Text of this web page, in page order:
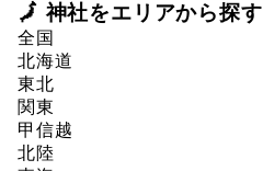
🗾 神社をエリアから探す
全国
北海道
東北
関東
甲信越
北陸